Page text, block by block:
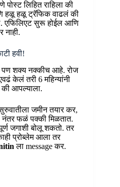
लिहित राहिला की
हळू हळू ट्रॅफिक वाढलं की
एफिलिएट सुरू होईल आणि
नाही.
हवी!
पण शक्य नक्कीच आहे. रोज
केलं तरी 6 महिन्यांनी
आपल्याला.
जमीन तयार कर,
नंतर फळं पक्की मिळतात.
जगाशी बोलू शकतो. तर
प्रोब्लेम आला तर
ला message कर.